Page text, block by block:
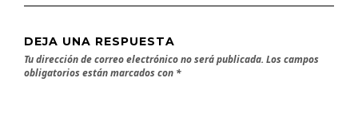
DEJA UNA RESPUESTA
Tu dirección de correo electrónico no será publicada. Los campos
obligatorios están marcados con *